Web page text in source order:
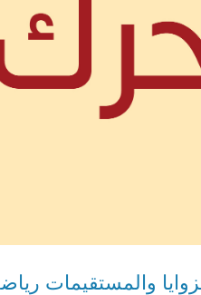
والمستقيمات